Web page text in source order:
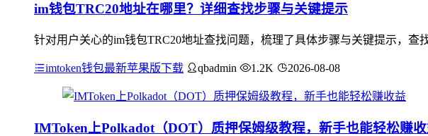
im钱包TRC20地址在哪里？详细查找步骤与关键提示
针对用户关心的im钱包TRC20地址查找问题，梳理了具体步骤与关键提示，
imtoken钱包最新苹果版下载 qbadmin 1.2K 2026-08-08
IMToken上Polkadot（DOT）质押保姆级教程，新手也能轻松赚